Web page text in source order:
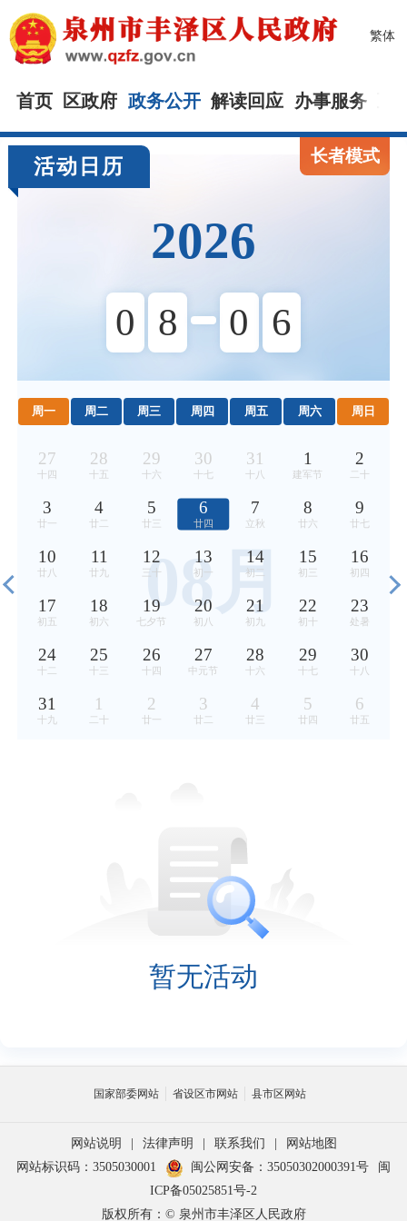
繁体
首页 区政府 政务公开 解读回应 办事服务
长者模式
活动日历
2026
0 8 0 6
08月
周一 周二 周三 周四 周五 周六 周日
27
十四
28
十五
29
十六
30
十七
31
十八
1
建军节
2
二十
3
廿一
4
廿二
5
廿三
6
廿四
7
立秋
8
廿六
9
廿七
10
廿八
11
廿九
12
三十
13
初一
14
初二
15
初三
16
初四
17
初五
18
初六
19
七夕节
20
初八
21
初九
22
初十
23
处暑
24
十二
25
十三
26
十四
27
中元节
28
十六
29
十七
30
十八
31
十九
1
二十
2
廿一
3
廿二
4
廿三
5
廿四
6
廿五
暂无活动
国家部委网站 省设区市网站 县市区网站
网站说明 法律声明 联系我们
网站地图
网站标识码：3505030001
闽公网安备：35050302000391号
闽
ICP备05025851号-2
版权所有：© 泉州市丰泽区人民政府